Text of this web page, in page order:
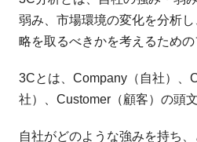
弱み、市場環境の変化を分析
略を取るべきかを考えるための
3Cとは、Company（自社）、
社）、Customer（顧客）の頭
自社がどのような強みを持ち